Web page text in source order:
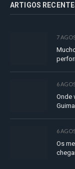
ARTIGOS
7
6
Onde
6
Os